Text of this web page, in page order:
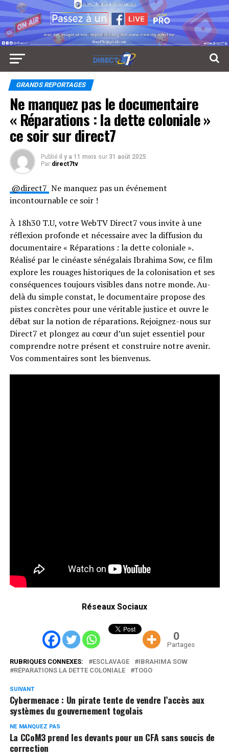
GRANDS REPORTAGES
Ne manquez pas le documentaire
« Réparations : la dette coloniale »
ce soir sur direct7
Publié il y a 11 mois sur 31 août 2025
Par direct7tv
⁨@direct7⁩ Ne manquez pas un événement
incontournable ce soir !
À 18h30 T.U, votre WebTV Direct7 vous invite à une
réflexion profonde et nécessaire avec la diffusion du
documentaire « Réparations : la dette coloniale ».
Réalisé par le cinéaste sénégalais Ibrahima Sow, ce film
explore les rouages historiques de la colonisation et ses
conséquences toujours visibles dans notre monde. Au-
delà du simple constat, le documentaire propose des
pistes concrètes pour une véritable justice et ouvre le
débat sur la notion de réparations. Rejoignez-nous sur
Direct7 et plongez au cœur d’un sujet essentiel pour
comprendre notre présent et construire notre avenir.
Vos commentaires sont les bienvenus.
Réseaux Sociaux
0
Partages
RUBRIQUES CONNEXES: ESCLAVAGE
IBRAHIMA SOW
RÉPARATIONS LA DETTE COLONIALE
TOGO
SUIVANT
Cybermenace : Un pirate tente de vendre l’accès aux
systèmes du gouvernement togolais
NE MANQUEZ PAS
La CCoM3 prend les devants pour un CFA sans soucis de
correction